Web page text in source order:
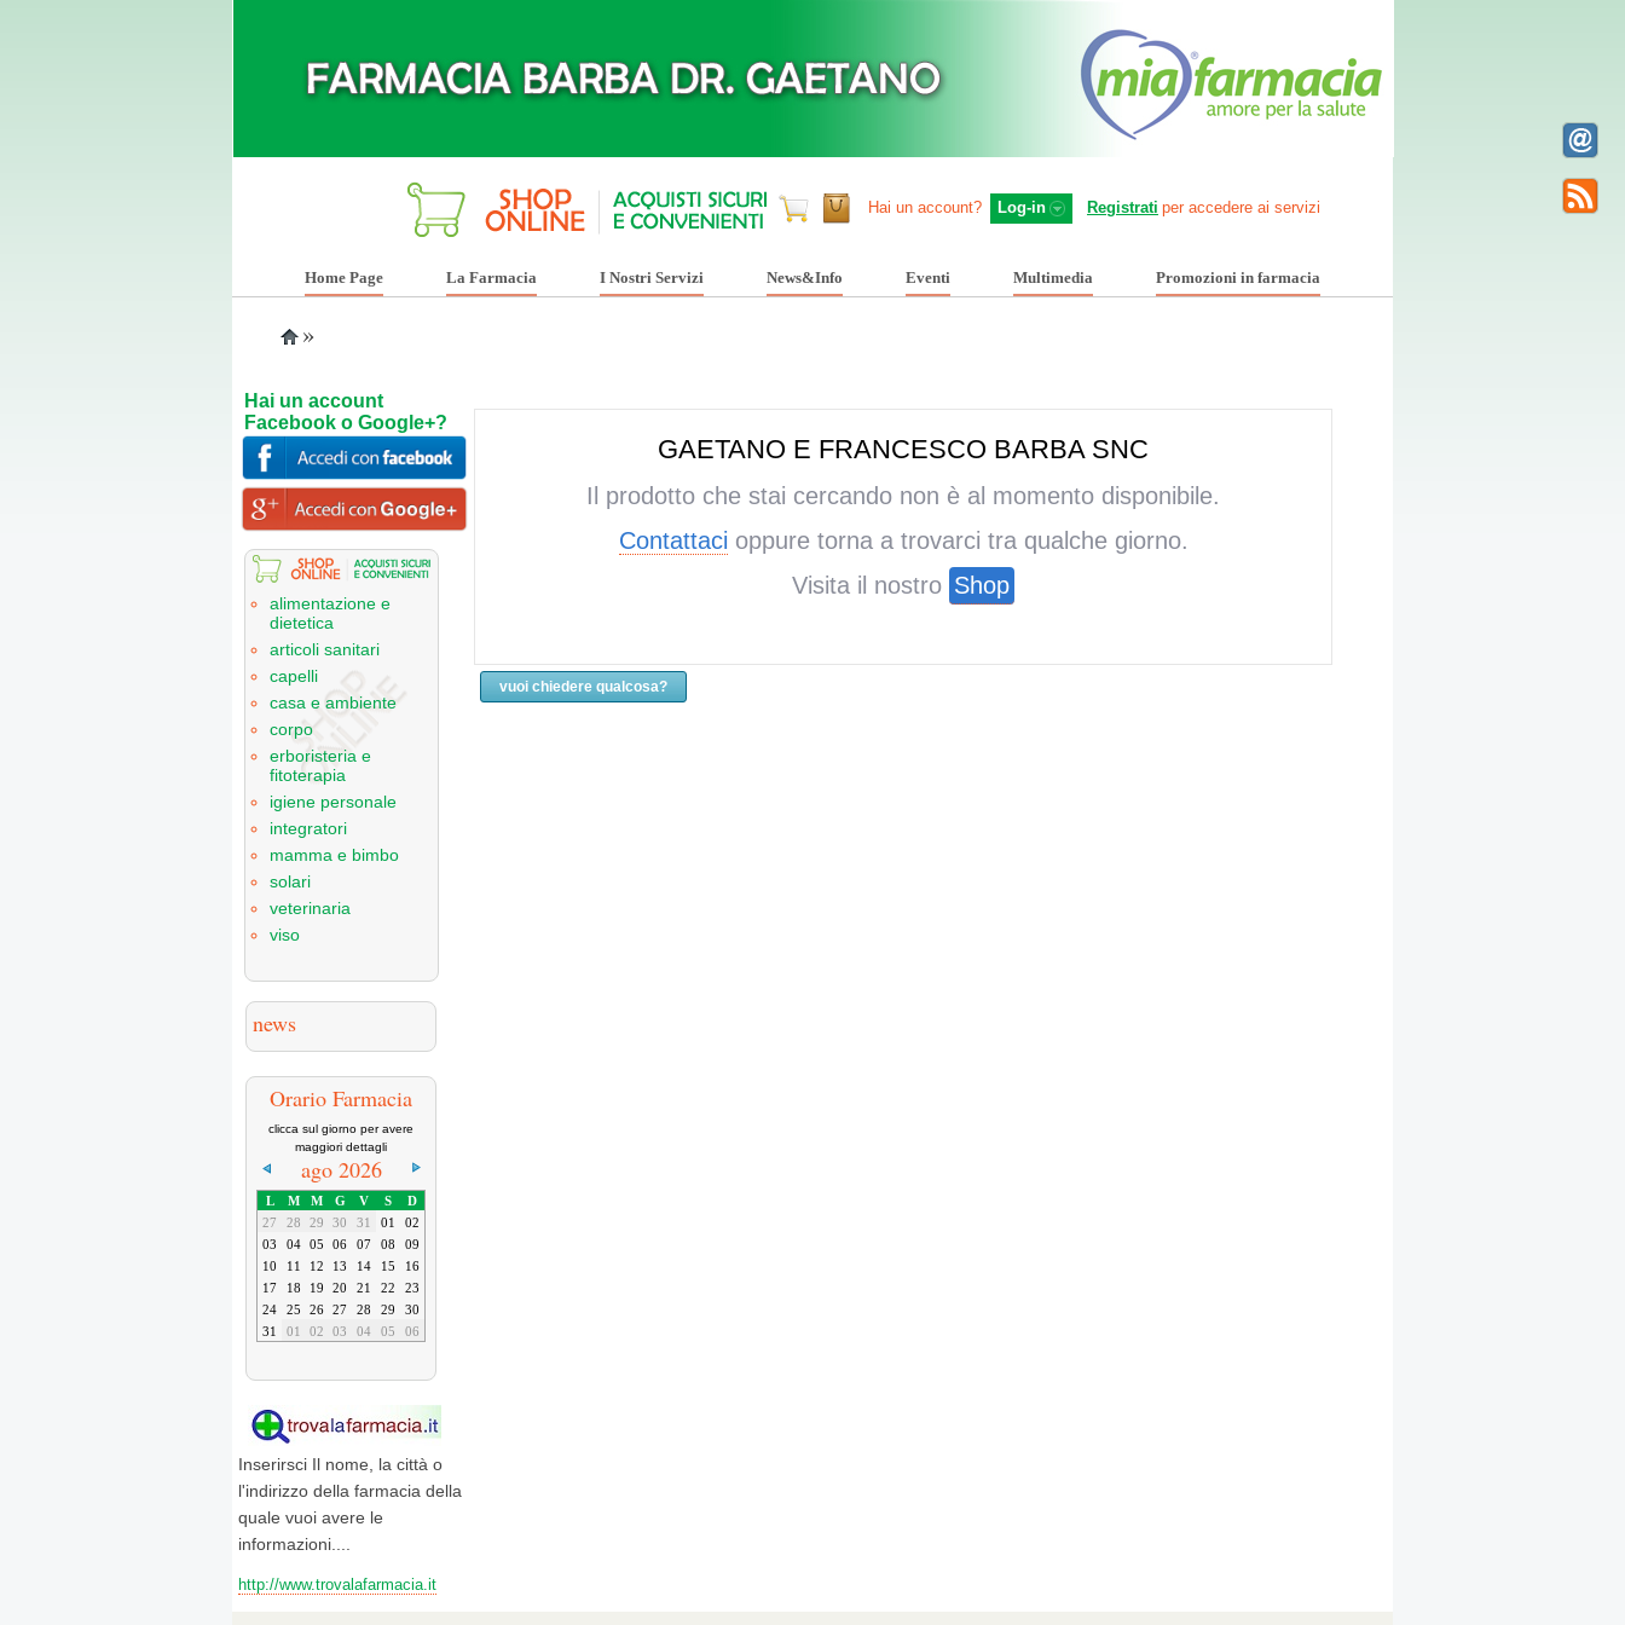
Hai un account
Facebook o Google+?
alimentazione e
dietetica
articoli sanitari
capelli
casa e ambiente
corpo
erboristeria e
fitoterapia
igiene personale
integratori
mamma e bimbo
solari
veterinaria
viso
news
Orario Farmacia
clicca sul giorno per avere
maggiori dettagli
ago 2026
L M M G V S
D
27
28 29 30 31 01
02
03
04 05 06 07 08
09
10
11 12 13 14 15
16
17
18 19 20 21 22
23
24
25 26 27 28 29
30
31
01 02 03 04 05 06
Inserirsci Il nome, la città o
l'indirizzo della farmacia della
quale vuoi avere le
informazioni....
http://www.trovalafarmacia.it
Hai un account? Log-in Registrati per accedere ai servizi
Home Page La Farmacia I Nostri Servizi News&Info Eventi Multimedia Promozioni in farmacia
»
GAETANO E FRANCESCO BARBA SNC
Il prodotto che stai cercando non è al momento disponibile.
Contattaci oppure torna a trovarci tra qualche giorno.
Visita il nostro Shop
vuoi chiedere qualcosa?